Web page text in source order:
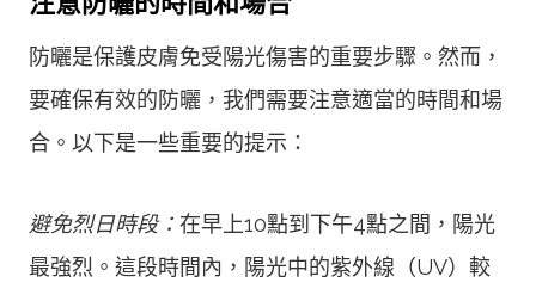
防曬是保護皮膚免受陽光傷害的重要步驟。然而，
要確保有效的防曬，我們需要注意適當的時間和場
合。以下是一些重要的提示：
避免烈日時段： 在早上10點到下午4點之間，陽光
最強烈。這段時間內，陽光中的紫外線（UV）較